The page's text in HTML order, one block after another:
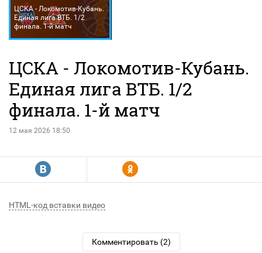
ЦСКА - Локомотив-Кубань.
Единая лига ВТБ. 1/2
финала. 1-й матч
ЦСКА - Локомотив-Кубань.
Единая лига ВТБ. 1/2
финала. 1-й матч
12 мая 2026 18:50
R Y
HTML-код вставки видео
Комментировать (2)